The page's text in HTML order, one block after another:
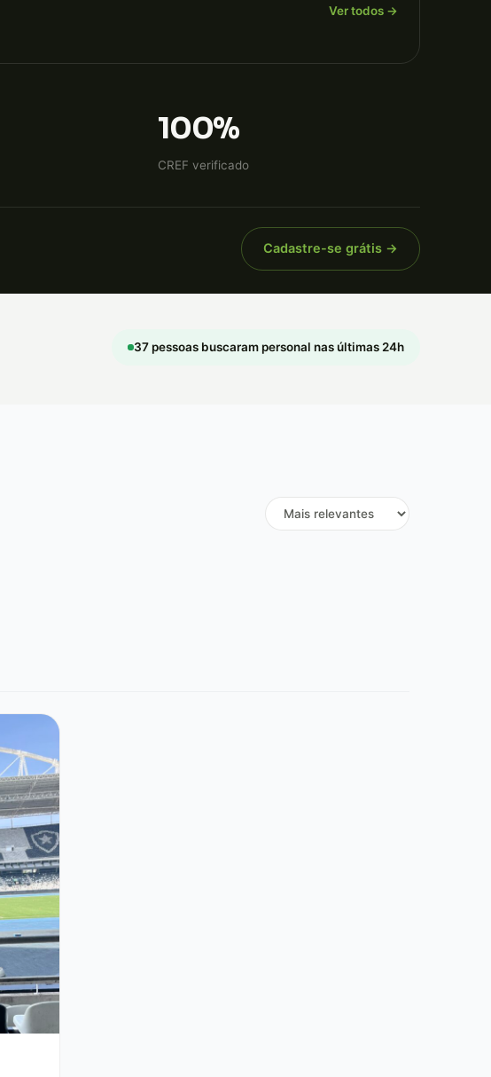
Ver todos →
100%
CREF verificado
Cadastre-se grátis →
37 pessoas buscaram personal nas últimas 24h